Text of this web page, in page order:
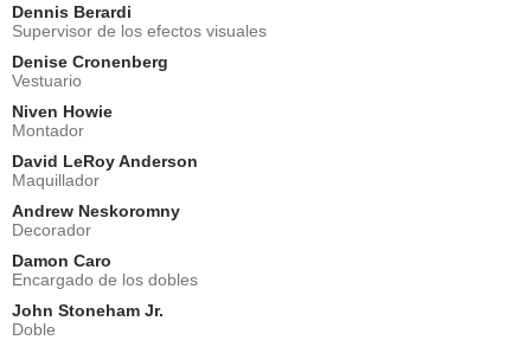
Dennis Berardi
Supervisor de los efectos visuales
Denise Cronenberg
Vestuario
Niven Howie
Montador
David LeRoy Anderson
Maquillador
Andrew Neskoromny
Decorador
Damon Caro
Encargado de los dobles
John Stoneham Jr.
Doble